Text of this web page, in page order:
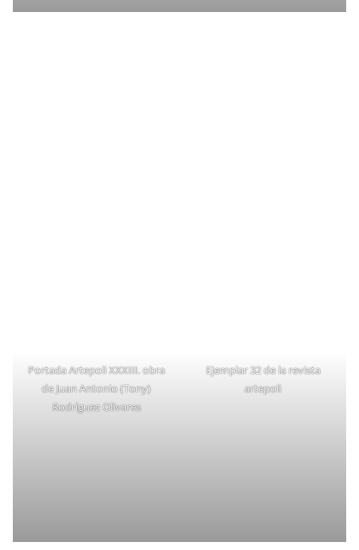
Portada Artepoli XXXIII. obra
de Juan Antonio (Tony)
Rodríguez Olivares
Ejemplar 32 de la revista
artepoli